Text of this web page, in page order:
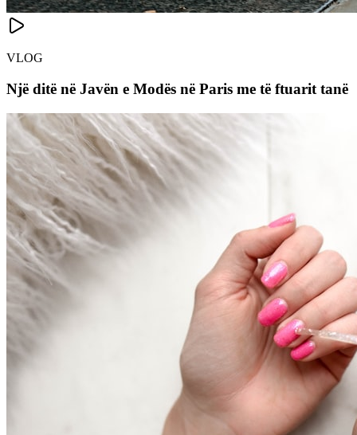
VLOG
Një ditë në Javën e Modës në Paris me të ftuarit tanë